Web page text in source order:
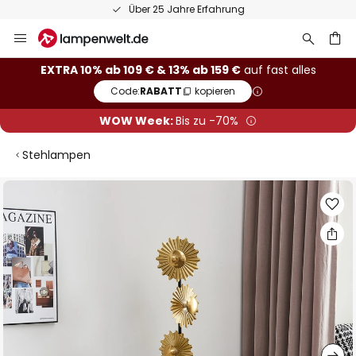
Über 25 Jahre Erfahrung
Inhalt
springen
EXTRA 10% ab 109 € & 13% ab 159 €auf fast alles
Code:RABATT kopieren
WOW Week:Bis zu -70%
Stehlampen
Ende
der
Bildgalerie
springen